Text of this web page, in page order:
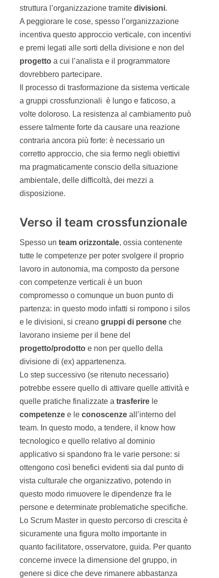
struttura l’organizzazione tramite divisioni.
A peggiorare le cose, spesso l’organizzazione
incentiva questo approccio verticale, con incentivi
e premi legati alle sorti della divisione e non del
progetto a cui l’analista e il programmatore
dovrebbero partecipare.
Il processo di trasformazione da sistema verticale
a gruppi crossfunzionali è lungo e faticoso, a
volte doloroso. La resistenza al cambiamento può
essere talmente forte da causare una reazione
contraria ancora più forte: è necessario un
corretto approccio, che sia fermo negli obiettivi
ma pragmaticamente conscio della situazione
ambientale, delle difficoltà, dei mezzi a
disposizione.
Verso il team crossfunzionale
Spesso un team orizzontale, ossia contenente
tutte le competenze per poter svolgere il proprio
lavoro in autonomia, ma composto da persone
con competenze verticali è un buon
compromesso o comunque un buon punto di
partenza: in questo modo infatti si rompono i silos
e le divisioni, si creano gruppi di persone che
lavorano insieme per il bene del
progetto/prodotto e non per quello della
divisione di (ex) appartenenza.
Lo step successivo (se ritenuto necessario)
potrebbe essere quello di attivare quelle attività e
quelle pratiche finalizzate a trasferire le
competenze e le conoscenze all’interno del
team. In questo modo, a tendere, il know how
tecnologico e quello relativo al dominio
applicativo si spandono fra le varie persone: si
ottengono così benefici evidenti sia dal punto di
vista culturale che organizzativo, potendo in
questo modo rimuovere le dipendenze fra le
persone e determinate problematiche specifiche.
Lo Scrum Master in questo percorso di crescita è
sicuramente una figura molto importante in
quanto facilitatore, osservatore, guida. Per quanto
concerne invece la dimensione del gruppo, in
genere si dice che deve rimanere abbastanza